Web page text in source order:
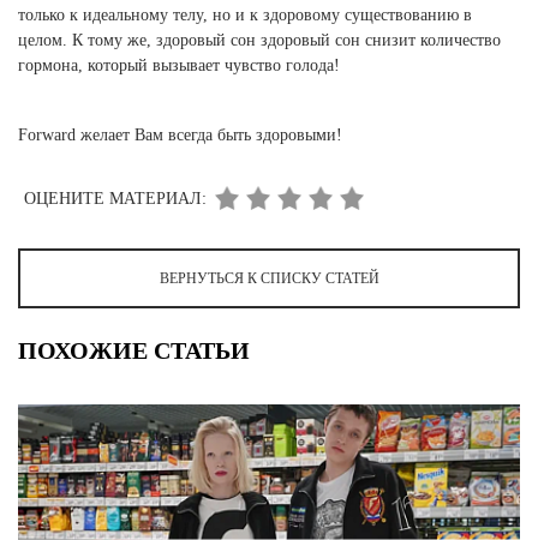
только к идеальному телу, но и к здоровому существованию в
целом. К тому же, здоровый сон здоровый сон снизит количество
гормона, который вызывает чувство голода!
Forward желает Вам всегда быть здоровыми!
ОЦЕНИТЕ МАТЕРИАЛ:
ВЕРНУТЬСЯ К СПИСКУ СТАТЕЙ
ПОХОЖИЕ СТАТЬИ